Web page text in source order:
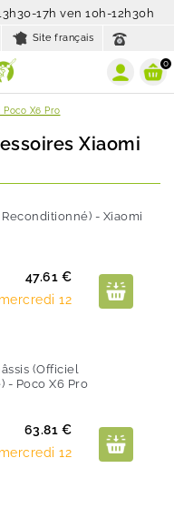
17h ven 10h-12h30h
Site français
0
Poco X6 Pro
Xiaomi
- Xiaomi
Prix
47.61 €
mercredi 12
(Officiel
- Poco X6 Pro
Prix
63.81 €
mercredi 12